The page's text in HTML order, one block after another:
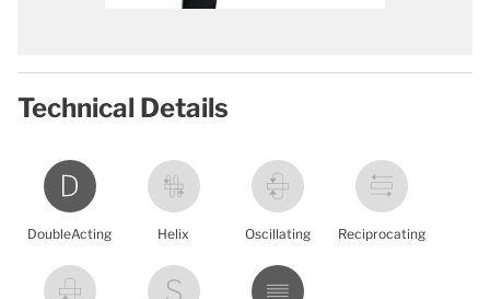
Technical Details
DoubleActing Helix Oscillating Reciprocating